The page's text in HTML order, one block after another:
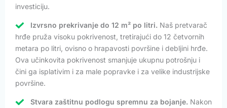
investiciju.
Izvrsno prekrivanje do 12 m² po litri. Naš pretvarač
hrđe pruža visoku pokrivenost, tretirajući do 12 četvornih
metara po litri, ovisno o hrapavosti površine i debljini hrđe.
Ova učinkovita pokrivenost smanjuje ukupnu potrošnju i
čini ga isplativim i za male popravke i za velike industrijske
površine.
Stvara zaštitnu podlogu spremnu za bojanje. Nakon